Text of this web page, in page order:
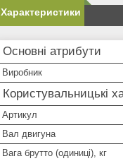
Характеристики
Основні атрибути
Виробник
Користувальницькі
Артикул
Вал двигуна
Вага брутто (одиниці), кг